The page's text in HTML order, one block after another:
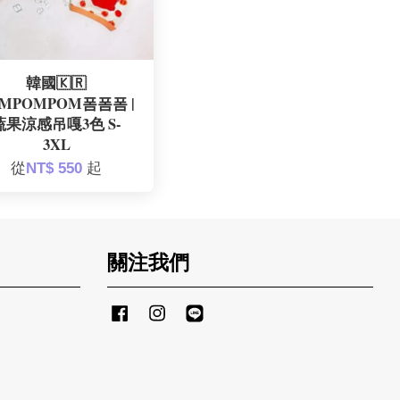
韓國🇰🇷
폼폼폼 |
果涼感吊嘎3色 S-
3XL
從NT$ 550 起
關注我們
FacebookInstagram